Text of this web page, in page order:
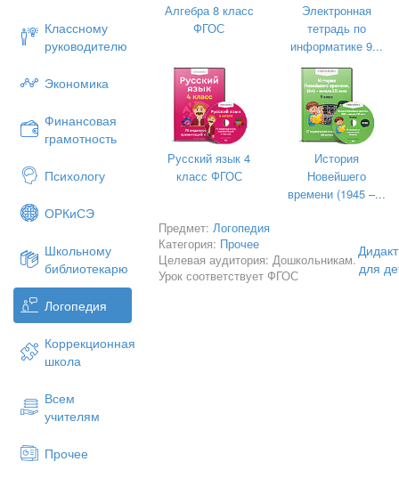
Классному
руководителю
Экономика
Финансовая
грамотность
Психологу
ОРКиСЭ
Школьному
библиотекарю
Логопедия
Коррекционная
школа
Всем
учителям
Прочее
можно ему предложить повторить за
чистоговорку на эту картинку.
из
Алгебра 8 класс
ФГОС
Электронная
тетрадь по
информатике 9...
Русский язык 4
класс ФГОС
История
Новейшего
времени (1945 –...
Предмет:Логопедия
Категория: Прочее
Целевая аудитория: Дошкольникам.
Урок соответствует ФГОС
для